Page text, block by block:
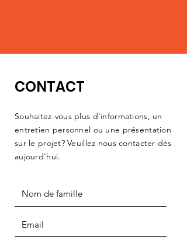
CONTACT
Souhaitez-vous plus d'informations, un
entretien personnel ou une présentation
sur le projet? Veuillez nous contacter dès
aujourd'hui.